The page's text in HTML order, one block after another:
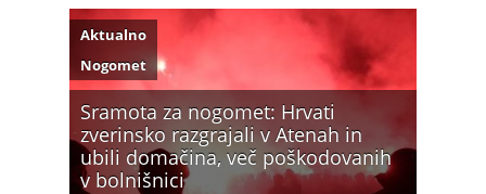
Sramota za nogomet: Hrvati
zverinsko razgrajali v Atenah in
ubili domačina, več poškodovanih
v bolnišnici
Aktualno
Nogomet